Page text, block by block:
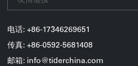
电话: +86-17346269651
传真: +86-0592-5681408
邮箱: info@tiderchina.com